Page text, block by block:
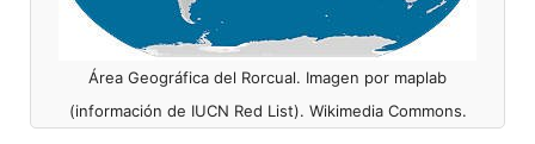
Área Geográfica del Rorcual. Imagen por maplab
(información de IUCN Red List). Wikimedia Commons.